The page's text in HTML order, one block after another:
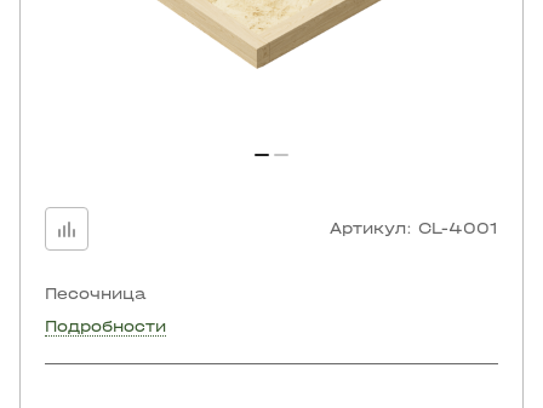
Артикул: CL-4001
Песочница
Подробности